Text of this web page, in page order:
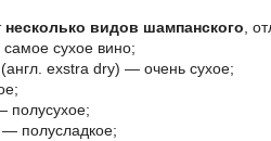
несколько видов шампанского ,
сухое вино;
exstra dry) — очень сухое;
полусухое;
полусладкое;